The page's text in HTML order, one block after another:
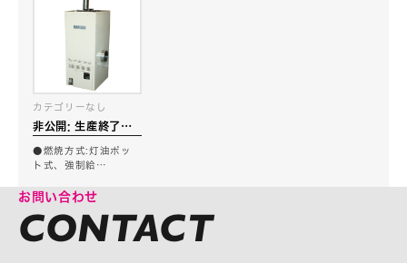
非公開: 生産終了品
10坪用) ポット式石
カテゴリーなし
●燃焼方式:灯油ポッ
ト式、強制給…
お問い合わせ